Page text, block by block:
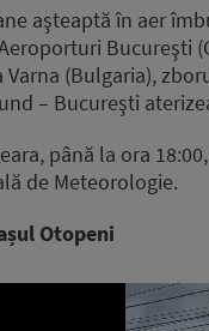
aşteaptă în aer
Bucureşti
(Bulgaria),
– Bucureşti
până la ora
de Meteorologie.
Otopeni